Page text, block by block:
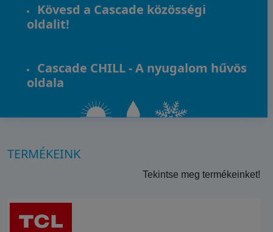
Kövesd a Cascade közösségi
oldalit!
Cascade CHILL - A nyugalom hűvös
oldala
TERMÉKEINK
Tekintse meg termékeinket!